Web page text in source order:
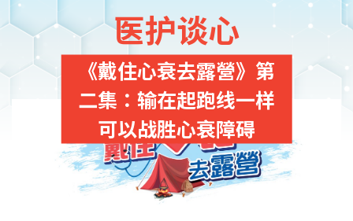
医护谈心
《戴住心衰去露營》第
二集：输在起跑线一样
可以战胜心衰障碍